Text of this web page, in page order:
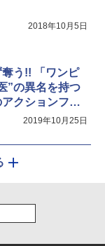
2018年10月5日
う!! 「ワンピ
”の異名を持つ
クションフィ
再登場！
2019年10月25日